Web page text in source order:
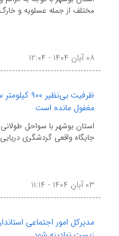
مختلف از جمله عسلویه و خارگ،
۰۸ آبان ۱۴۰۴ - ۱۲:۰۴
ظرفیت بی‌نظیر
مغفول مانده است
استان بوشهر با سواحل طولانی
جایگاه واقعی گردشگری دریایی
۰۳ آبان ۱۴۰۴ - ۱۱:۱۴
مدیرکل امور اجتماعی